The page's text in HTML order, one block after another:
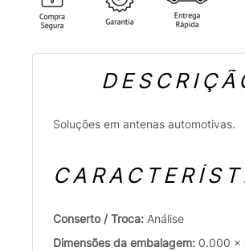
Soluções em antenas automotivas.
Conserto / Troca: Análise
Dimensões da embalagem: 0.000 x